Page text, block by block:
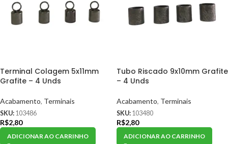
Terminal Colagem 5x11mm
Grafite – 4 Unds
Acabamento, Terminais
SKU: 103486
R$2,80
ADICIONAR AO CARRINHO
Tubo Riscado 9x10mm Grafite
– 4 Unds
Acabamento, Terminais
SKU: 103480
R$2,80
ADICIONAR AO CARRINHO